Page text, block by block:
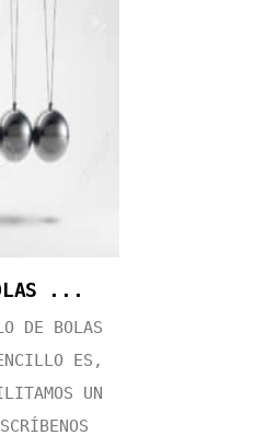
...
DE BOLAS
ES,
UN